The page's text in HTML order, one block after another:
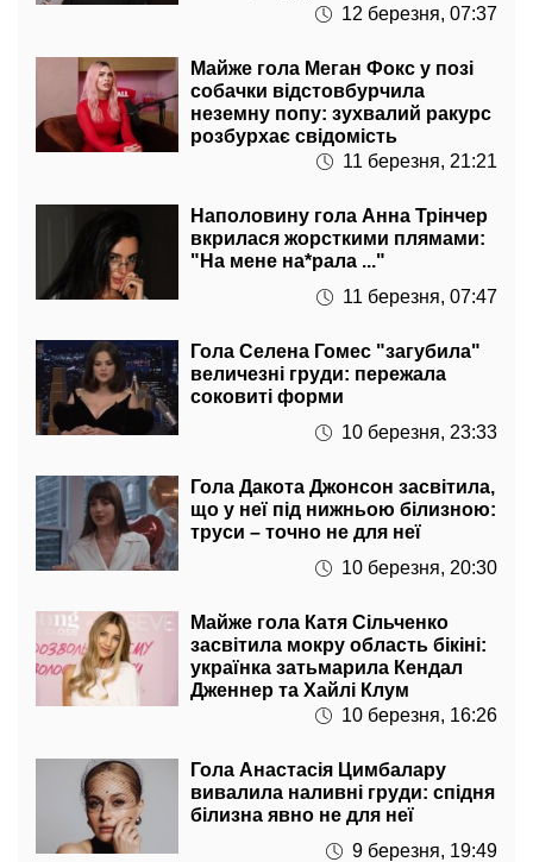
12 березня, 07:37
Майже гола Меган Фокс у позі
собачки відстовбурчила
неземну попу: зухвалий ракурс
розбурхає свідомість
11 березня, 21:21
Наполовину гола Анна Трінчер
вкрилася жорсткими плямами:
"На мене на*рала ..."
11 березня, 07:47
Гола Селена Гомес "загубила"
величезні груди: пережала
соковиті форми
10 березня, 23:33
Гола Дакота Джонсон засвітила,
що у неї під нижньою білизною:
труси – точно не для неї
10 березня, 20:30
Майже гола Катя Сільченко
засвітила мокру область бікіні:
українка затьмарила Кендал
Дженнер та Хайлі Клум
10 березня, 16:26
Гола Анастасія Цимбалару
вивалила наливні груди: спідня
білизна явно не для неї
9 березня, 19:49